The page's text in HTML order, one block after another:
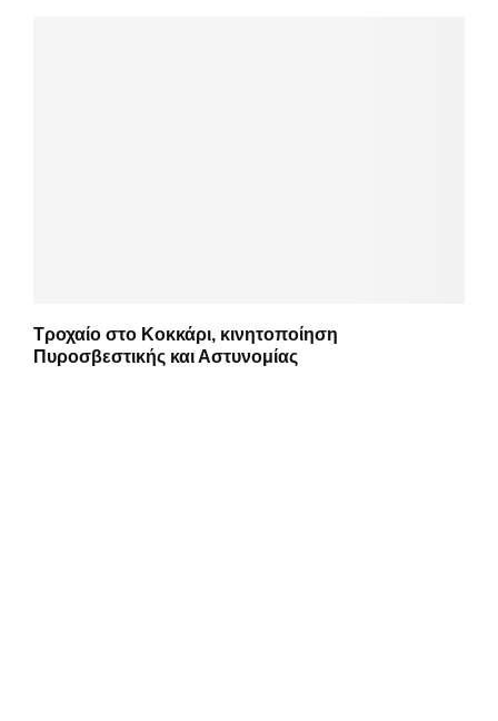
Τροχαίο στο Κοκκάρι, κινητοποίηση
Πυροσβεστικής και Αστυνομίας